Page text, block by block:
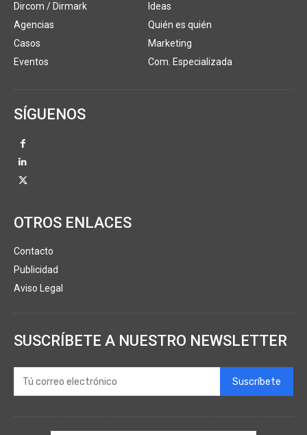
Dircom / Dirmark
Agencias
Casos
Eventos
Ideas
Quién es quién
Marketing
Com. Especializada
SÍGUENOS
OTROS ENLACES
Contacto
Publicidad
Aviso Legal
SUSCRÍBETE A NUESTRO NEWSLETTER
Suscríbete